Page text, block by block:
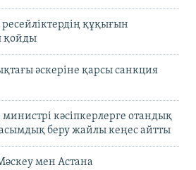
құқығын
қойды
әскеріне қарсы санкция
кәсіпкерлерге отандық
беру жайлы кеңес айтты
мен Астана